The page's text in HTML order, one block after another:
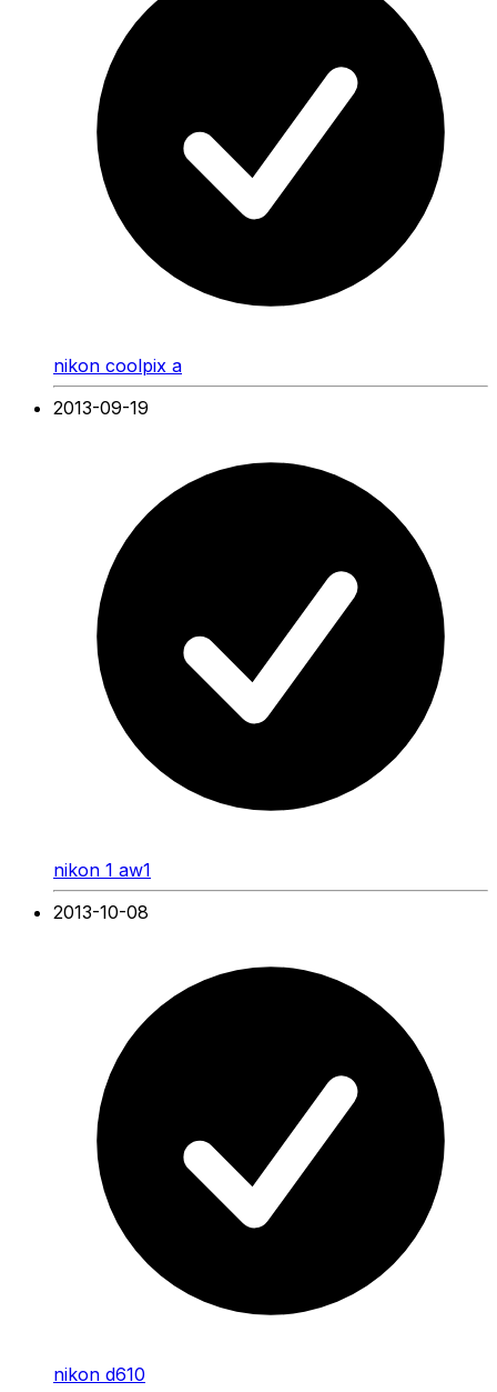
nikon coolpix a
2013-09-19
nikon 1 aw1
2013-10-08
nikon d610